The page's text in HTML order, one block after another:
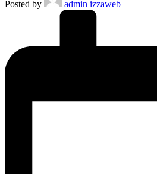
Posted by admin izzaweb